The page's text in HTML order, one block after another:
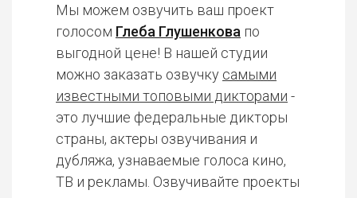
Мы можем озвучить ваш проект
голосом Глеба Глушенкова по
выгодной цене! В нашей студии
можно заказать озвучку самыми
известными топовыми дикторами -
это лучшие федеральные дикторы
страны, актеры озвучивания и
дубляжа, узнаваемые голоса кино,
ТВ и рекламы. Озвучивайте проекты